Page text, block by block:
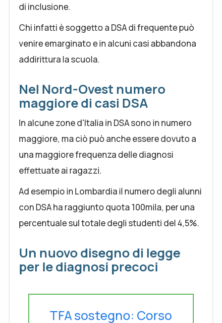
di inclusione.
Chi infatti è soggetto a DSA di frequente può
venire emarginato e in alcuni casi abbandona
addirittura la scuola.
Nel Nord-Ovest numero
maggiore di casi DSA
In alcune zone d'Italia in DSA sono in numero
maggiore, ma ciò può anche essere dovuto a
una maggiore frequenza delle diagnosi
effettuate ai ragazzi.
Ad esempio in Lombardia il numero degli alunni
con DSA ha raggiunto quota 100mila, per una
percentuale sul totale degli studenti del 4,5%.
Un nuovo disegno di legge
per le diagnosi precoci
TFA sostegno: Corso